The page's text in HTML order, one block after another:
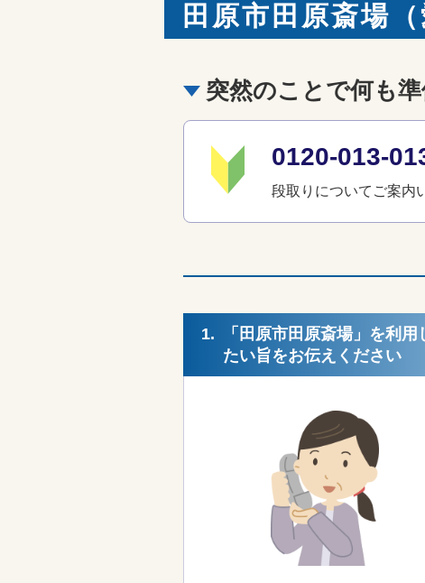
田原市田原斎場
突然のことで何も
0120-013-
段取りについてご案内
1.
「田原市田原斎場」を利用
たい旨をお伝えください